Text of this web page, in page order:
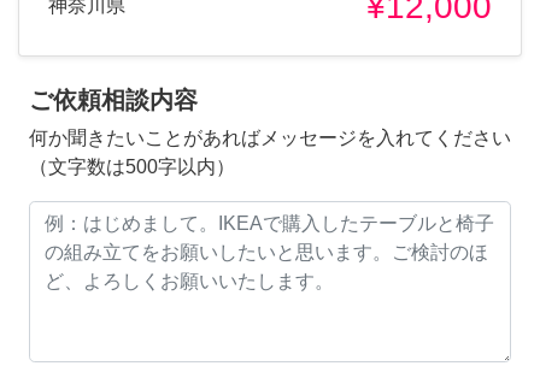
神奈川県
ご依頼相談内容
何か聞きたいことがあればメッセージを入れてください
（文字数は500字以内）